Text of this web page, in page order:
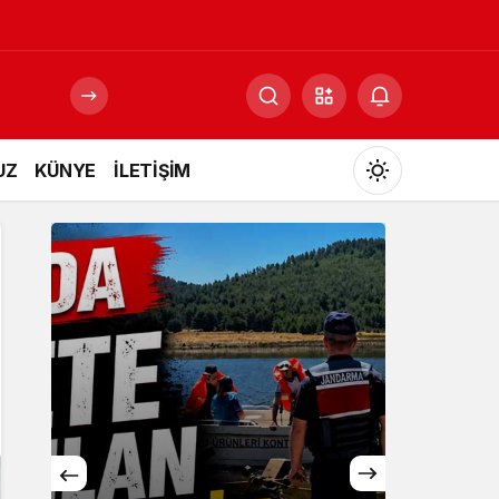
KÜNYE İLETİŞİM
Mod
değiştir
Gündüz Modu
Gündüz modunu seçin.
Gece Modu
Gece modunu seçin.